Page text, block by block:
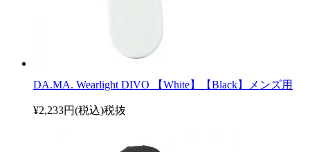
DA.MA. Wearlight DIVO 【White】【Black】メンズ用
¥2,233円(税込)税抜